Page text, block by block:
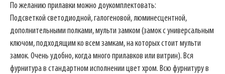
По желанию прилавки можно доукомплектовать:
Подсветкой светодиодной, галогеновой, люминесцентной,
дополнительными полками, мульти замком (замок с универсальным
ключом, подходящим ко всем замкам, на которых стоит мульти
замок. Очень удобно, когда много прилавков или витрин). Вся
фурнитура в стандартном исполнении цвет хром. Всю фурнитуру в